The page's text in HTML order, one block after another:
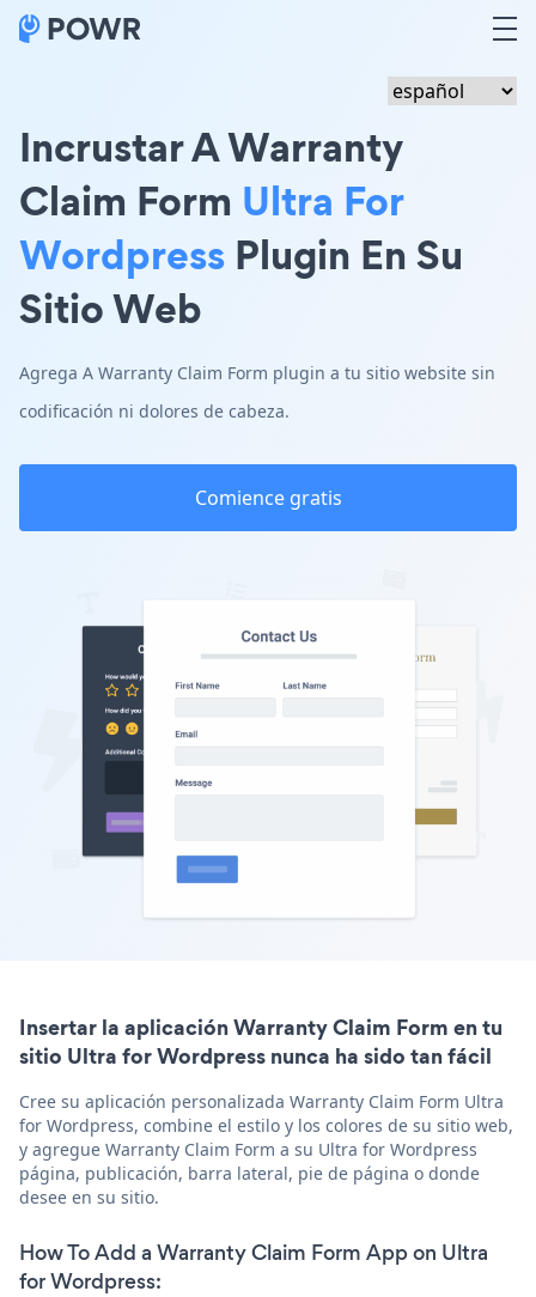
Incrustar A Warranty
Claim Form Ultra For
Wordpress Plugin En Su
Sitio Web
Agrega A Warranty Claim Form plugin a tu sitio website sin
codificación ni dolores de cabeza.
Comience gratis
Insertar la aplicación Warranty Claim Form en tu
sitio Ultra for Wordpress nunca ha sido tan fácil
Cree su aplicación personalizada Warranty Claim Form Ultra
for Wordpress, combine el estilo y los colores de su sitio web,
y agregue Warranty Claim Form a su Ultra for Wordpress
página, publicación, barra lateral, pie de página o donde
desee en su sitio.
How To Add a Warranty Claim Form App on Ultra
for Wordpress: